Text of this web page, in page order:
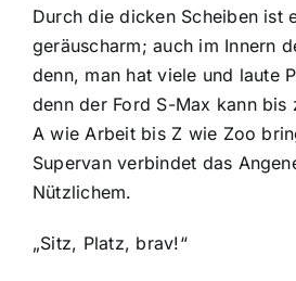
Durch die dicken Scheiben ist
geräuscharm; auch im Innern
denn, man hat viele und laute
denn der Ford S-Max kann bis
A wie Arbeit bis Z wie Zoo
Supervan verbindet das
Nützlichem.
„Sitz, Platz, brav!“